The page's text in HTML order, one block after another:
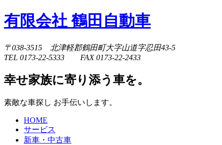
有限会社 鶴田自動車
〒038-3515 北津軽郡鶴田町大字山道字忍田43-5
TEL 0173-22-5333 FAX 0173-22-2433
幸せ家族に寄り添う車を。
素敵な車探し お手伝いします。
HOME
サービス
新車・中古車